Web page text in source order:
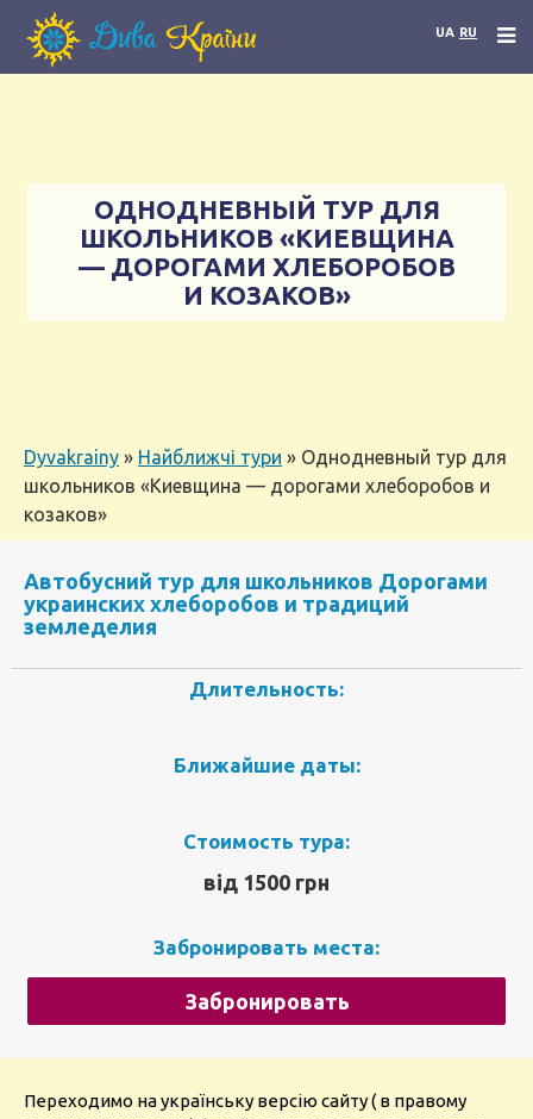
UA RU
ОДНОДНЕВНЫЙ ТУР ДЛЯ
ШКОЛЬНИКОВ «КИЕВЩИНА
— ДОРОГАМИ ХЛЕБОРОБОВ
И КОЗАКОВ»
Dyvakrainy » Найближчі тури » Однодневный тур для
школьников «Киевщина — дорогами хлеборобов и
козаков»
Автобусний тур для школьников Дорогами
украинских хлеборобов и традиций
земледелия
Длительность:
Ближайшие даты:
Стоимость тура:
від 1500 грн
Забронировать места:
Забронировать
Переходимо на українську версію сайту ( в правому